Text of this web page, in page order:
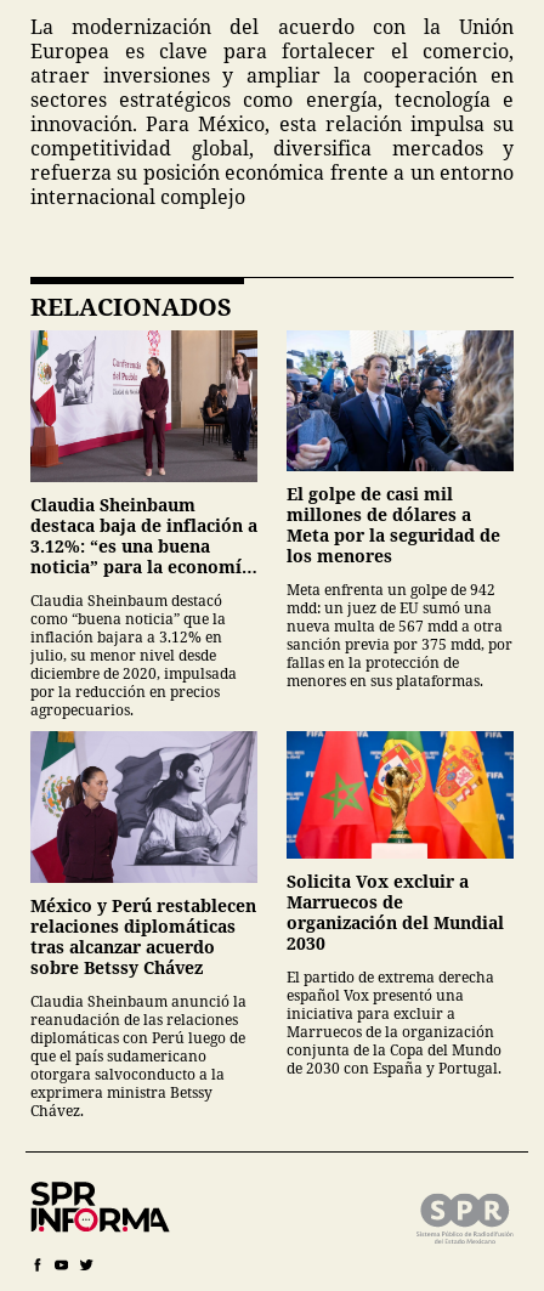
La modernización del acuerdo con la Unión
Europea es clave para fortalecer el comercio,
atraer inversiones y ampliar la cooperación en
sectores estratégicos como energía, tecnología e
innovación. Para México, esta relación impulsa su
competitividad global, diversifica mercados y
refuerza su posición económica frente a un entorno
internacional complejo
RELACIONADOS
Claudia Sheinbaum
destaca baja de inflación a
3.12%: “es una buena
noticia” para la economía
Claudia Sheinbaum destacó
como “buena noticia” que la
inflación bajara a 3.12% en
julio, su menor nivel desde
diciembre de 2020, impulsada
por la reducción en precios
agropecuarios.
El golpe de casi mil
millones de dólares a
Meta por la seguridad de
los menores
Meta enfrenta un golpe de 942
mdd: un juez de EU sumó una
nueva multa de 567 mdd a otra
sanción previa por 375 mdd, por
fallas en la protección de
menores en sus plataformas.
México y Perú restablecen
relaciones diplomáticas
tras alcanzar acuerdo
sobre Betssy Chávez
Claudia Sheinbaum anunció la
reanudación de las relaciones
diplomáticas con Perú luego de
que el país sudamericano
otorgara salvoconducto a la
exprimera ministra Betssy
Chávez.
Solicita Vox excluir a
Marruecos de
organización del Mundial
2030
El partido de extrema derecha
español Vox presentó una
iniciativa para excluir a
Marruecos de la organización
conjunta de la Copa del Mundo
de 2030 con España y Portugal.